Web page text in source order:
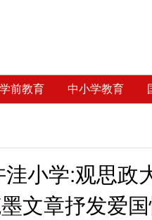
学前教育 中小学教育
小学:观思政
文章抒发爱